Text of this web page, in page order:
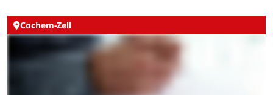
Cochem-Zell